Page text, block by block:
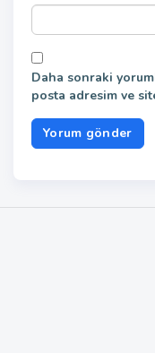
Daha sonraki
posta adresim ve